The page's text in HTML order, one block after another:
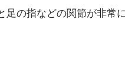
足の指などの関節が非常